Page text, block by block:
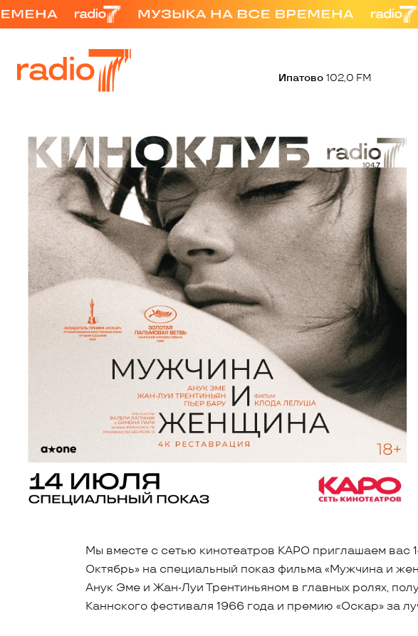
Ипатово 102,0 FM
Мы вместе с сетью кинотеатров КАРО приглашаем вас
Октябрь» на специальный показ фильма «Мужчина и
Анук Эме и Жан-Луи Трентиньяном в главных ролях,
Каннского фестиваля 1966 года и премию «Оскар» за